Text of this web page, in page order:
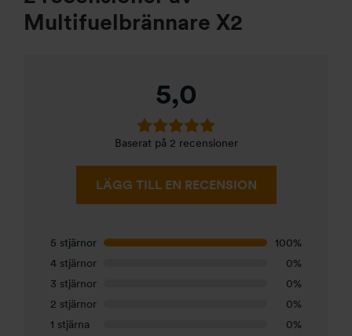
Multifuelbrännare X2
5,0
Baserat på 2 recensioner
LÄGG TILL EN RECENSION
5 stjärnor
100%
4 stjärnor
0%
3 stjärnor
0%
2 stjärnor
0%
1 stjärna
0%